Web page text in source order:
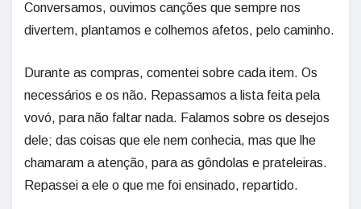
Conversamos, ouvimos canções que sempre nos
divertem, plantamos e colhemos afetos, pelo caminho.
Durante as compras, comentei sobre cada item. Os
necessários e os não. Repassamos a lista feita pela
vovó, para não faltar nada. Falamos sobre os desejos
dele; das coisas que ele nem conhecia, mas que lhe
chamaram a atenção, para as gôndolas e prateleiras.
Repassei a ele o que me foi ensinado, repartido.